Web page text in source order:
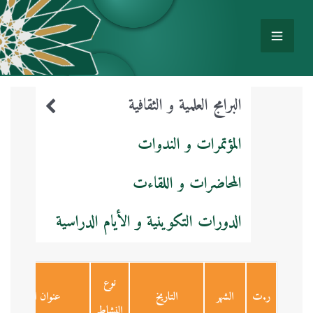
البرامج العلمية و الثقافية
المؤتمرات و الندوات
المحاضرات و اللقاءت
الدورات التكوينية و الأيام الدراسية
ر.ت الشهر التاريخ
نوع
عنوان النشاط